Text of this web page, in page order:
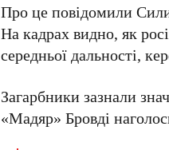
Про це повідомили
На кадрах видно, як
середньої дальності,
Загарбники зазнали
«Мадяр» Бровді